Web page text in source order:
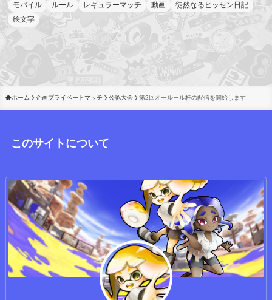
モバイル
ルール レギュラーマッチ 動画
徒然なるヒッセン日記
絵文字
ホーム 企画プライベートマッチ 公認大会 第2回オールール杯の配信を開始します
このサイトについて